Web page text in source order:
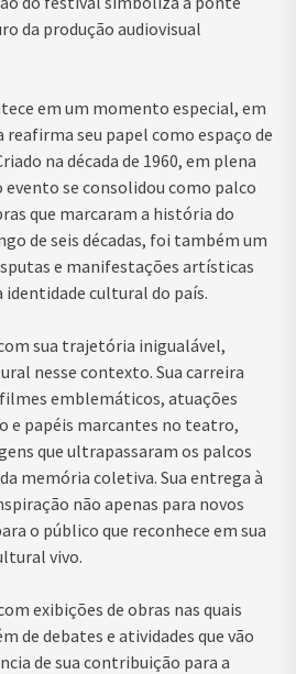
da produção audiovisual
em um momento especial, em
reafirma seu papel como espaço de
na década de 1960, em plena
se consolidou como palco
que marcaram a história do
de seis décadas, foi também um
e manifestações artísticas
identidade cultural do país.
sua trajetória inigualável,
nesse contexto. Sua carreira
emblemáticos, atuações
e papéis marcantes no teatro,
que ultrapassaram os palcos
memória coletiva. Sua entrega à
não apenas para novos
o público que reconhece em sua
vivo.
exibições de obras nas quais
de debates e atividades que vão
de sua contribuição para a